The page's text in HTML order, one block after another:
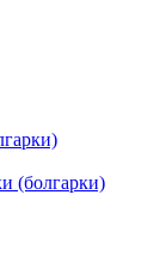
(болгарки)